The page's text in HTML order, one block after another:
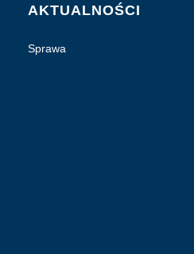
AKTUALNOŚCI
Sprawa